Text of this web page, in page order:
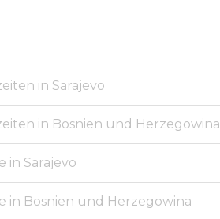
in Sarajevo
in Bosnien und Herzegowina
in Sarajevo
in Bosnien und Herzegowina